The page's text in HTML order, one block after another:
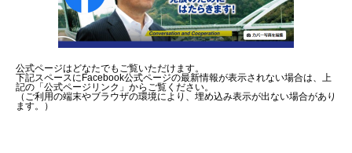
公式ページはどなたでもご覧いただけます。
下記スペースにFacebook公式ページの最新情報が表示されない場合は、上
記の「公式ページリンク」からご覧ください。
（ご利用の端末やブラウザの環境により、埋め込み表示が出ない場合があり
ます。）